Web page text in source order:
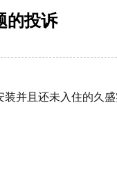
的投诉
装并且还未入住的久